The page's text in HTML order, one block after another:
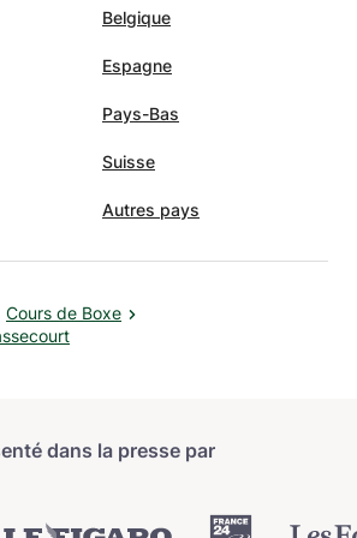
Belgique
Espagne
Pays-Bas
Suisse
Autres pays
Cours de Boxe
dans la presse par